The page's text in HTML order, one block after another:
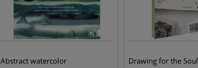
Abstract watercolor Drawing for the Soul